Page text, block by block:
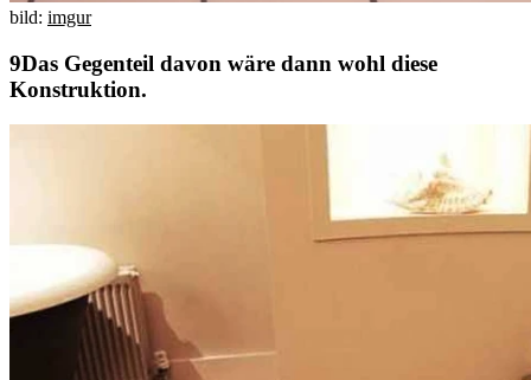
bild: imgur
Das Gegenteil davon wäre dann wohl diese
Konstruktion.